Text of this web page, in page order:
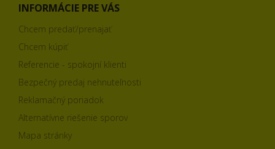
INFORMÁCIE PRE VÁS
Chcem predať/prenajať
Chcem kúpiť
Referencie - spokojní klienti
Bezpečný predaj nehnuteľnosti
Reklamačný poriadok
Alternatívne riešenie sporov
Mapa stránky